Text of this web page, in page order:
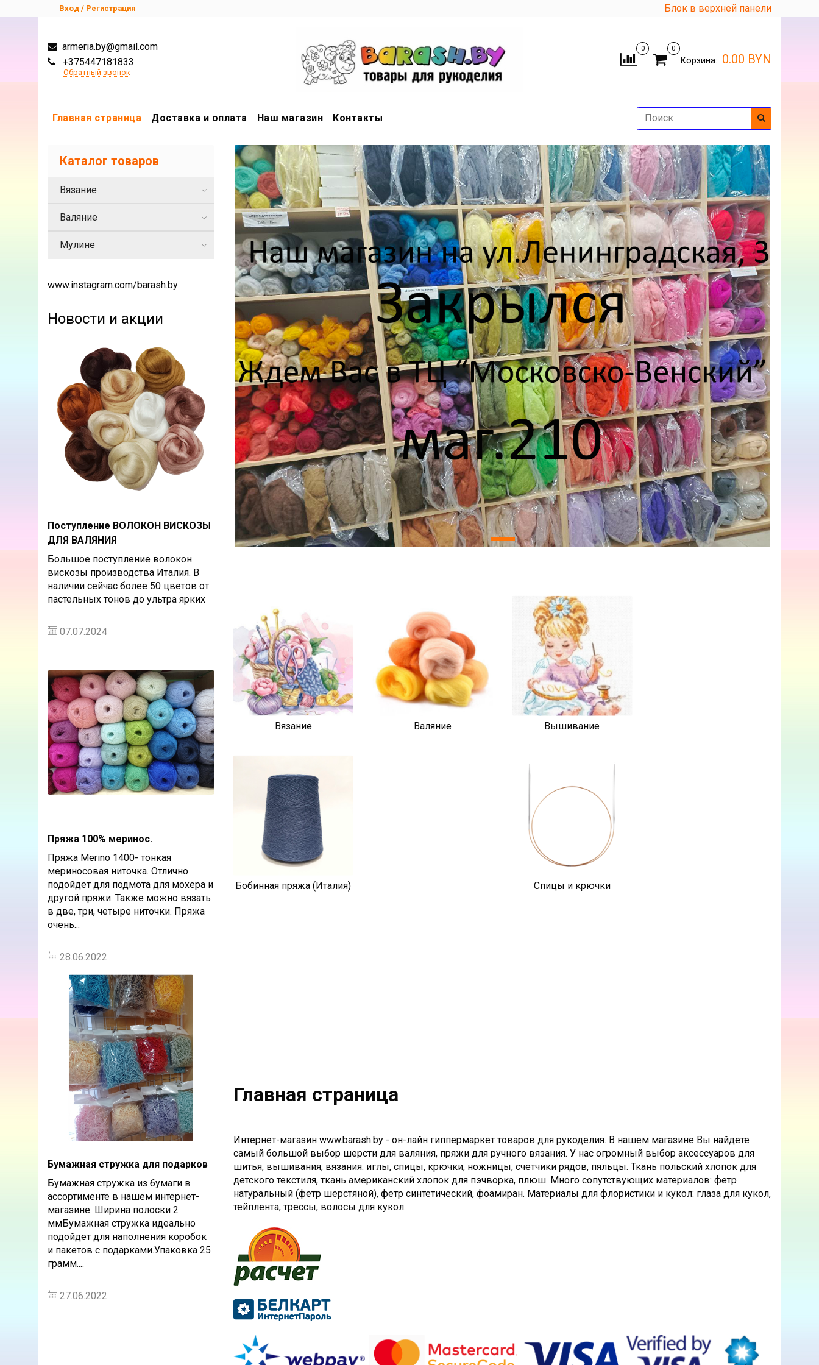
Вход / Регистрация Блок в верхней панели
armeria.by@gmail.com
+375447181833
Обратный звонок
0 0
Корзина: 0.00 BYN
Главная страница Доставка и оплата Наш магазин Контакты
Вязание Валяние Вышивание
Бобинная пряжа (Италия) Спицы и крючки
Главная страница
Интернет-магазин www.barash.by - он-лайн гиппермаркет товаров для рукоделия. В нашем магазине Вы найдете
самый большой выбор шерсти для валяния, пряжи для ручного вязания. У нас огромный выбор аксессуаров для
шитья, вышивания, вязания: иглы, спицы, крючки, ножницы, счетчики рядов, пяльцы. Ткань польский хлопок для
детского текстиля, ткань американский хлопок для пэчворка, плюш. Много сопутствующих материалов: фетр
натуральный (фетр шерстяной), фетр синтетический, фоамиран. Материалы для флористики и кукол: глаза для кукол,
тейплента, трессы, волосы для кукол.
Каталог товаров
Вязание
Валяние
Мулине
www.instagram.com/barash.by
Новости и акции
Поступление ВОЛОКОН ВИСКОЗЫ
ДЛЯ ВАЛЯНИЯ
Большое поступление волокон
вискозы производства Италия. В
наличии сейчас более 50 цветов от
пастельных тонов до ультра ярких
07.07.2024
Пряжа 100% меринос.
Пряжа Merino 1400- тонкая
мериносовая ниточка. Отлично
подойдет для подмота для мохера и
другой пряжи. Также можно вязать
в две, три, четыре ниточки. Пряжа
очень...
28.06.2022
Бумажная стружка для подарков
Бумажная стружка из бумаги в
ассортименте в нашем интернет-
магазине. Ширина полоски 2
ммБумажная стружка идеально
подойдет для наполнения коробок
и пакетов с подарками.Упаковка 25
грамм....
27.06.2022